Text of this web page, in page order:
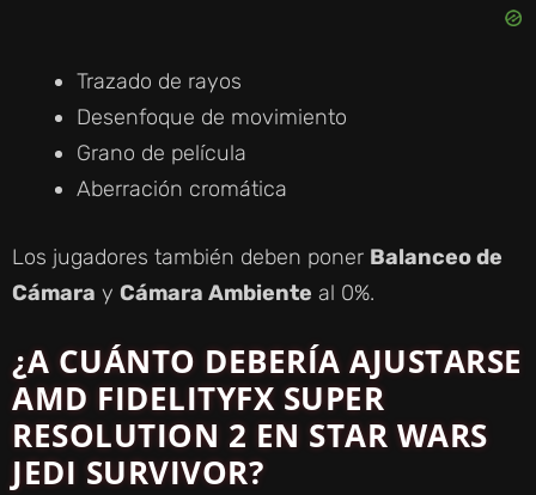
Trazado de rayos
Desenfoque de movimiento
Grano de película
Aberración cromática
Los jugadores también deben poner Balanceo de
Cámara y Cámara Ambiente al 0%.
¿A CUÁNTO DEBERÍA AJUSTARSE
AMD FIDELITYFX SUPER
RESOLUTION 2 EN STAR WARS
JEDI SURVIVOR?